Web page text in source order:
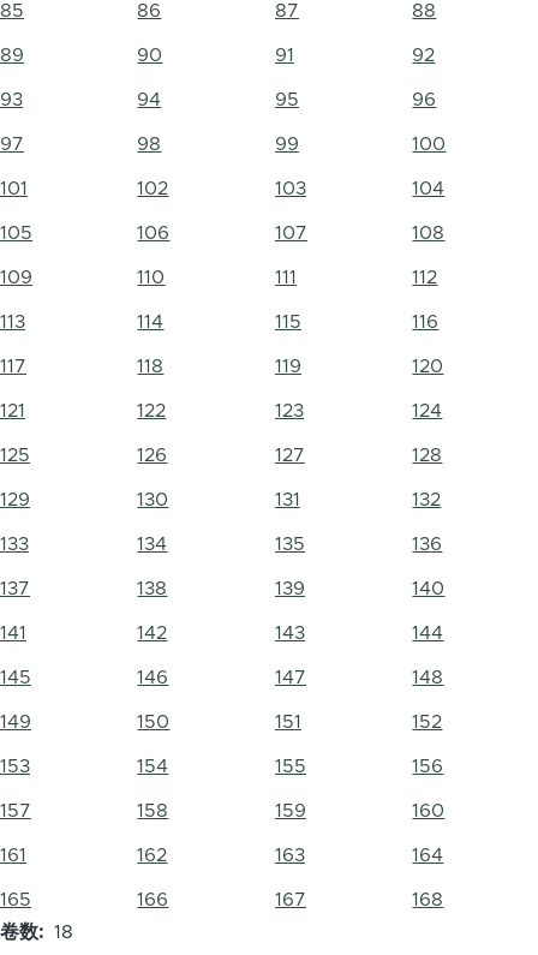
85 86 87 88
89 90 91 92
93 94 95 96
97 98 99 100
101 102 103 104
105 106 107 108
109 110 111 112
113 114 115 116
117 118 119 120
121 122 123 124
125 126 127 128
129 130 131 132
133 134 135 136
137 138 139 140
141 142 143 144
145 146 147 148
149 150 151 152
153 154 155 156
157 158 159 160
161 162 163 164
165 166 167
168
卷数
18